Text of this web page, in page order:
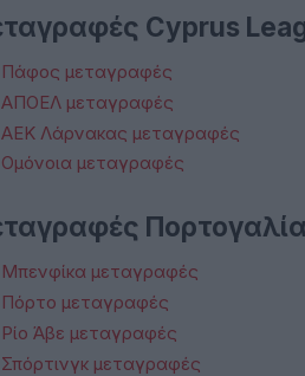
Cyprus
Πάφος μεταγραφές
ΑΠΟΕΛ μεταγραφές
ΑΕΚ Λάρνακας μεταγραφές
Ομόνοια μεταγραφές
Πορτογαλία
Μπενφίκα μεταγραφές
Πόρτο μεταγραφές
Ρίο Άβε μεταγραφές
Σπόρτινγκ μεταγραφές